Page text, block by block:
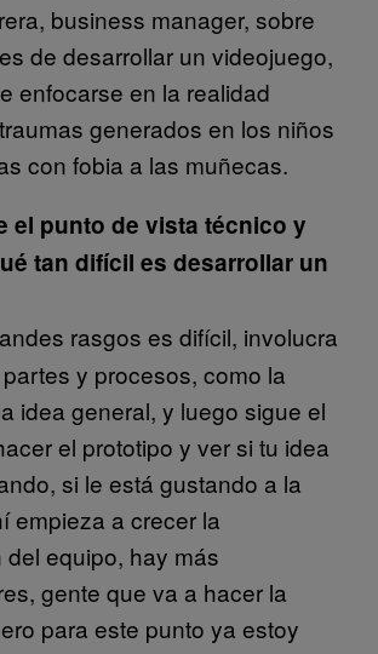
business manager, sobre
de desarrollar un videojuego,
enfocarse en la realidad
generados en los niños
con fobia a las muñecas.
el punto de vista técnico y
tan difícil es desarrollar un
rasgos es difícil, involucra
y procesos, como la
idea general, y luego sigue el
el prototipo y ver si tu idea
si le está gustando a la
empieza a crecer la
equipo, hay más
gente que va a hacer la
para este punto ya estoy